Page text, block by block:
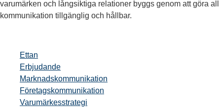
varumärken och långsiktiga relationer byggs genom att göra all
kommunikation tillgänglig och hållbar.
Ettan
Erbjudande
Marknadskommunikation
Företagskommunikation
Varumärkesstrategi